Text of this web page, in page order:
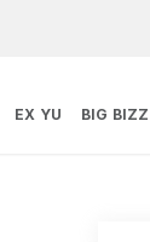
EX YU BIG BIZZ